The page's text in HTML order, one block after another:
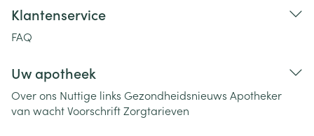
Klantenservice
FAQ
Uw apotheek
Over ons Nuttige links Gezondheidsnieuws Apotheker
van wachtVoorschriftZorgtarieven